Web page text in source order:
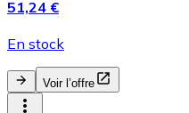
51,24 €
En stock
Voir l’offre